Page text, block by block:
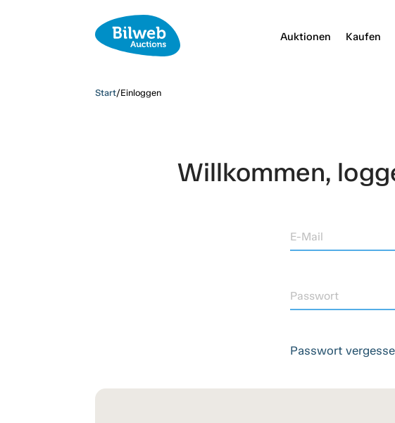
Auktionen Kaufen
Start/Einloggen
Willkommen,
E-Mail
Passwort
Passwort